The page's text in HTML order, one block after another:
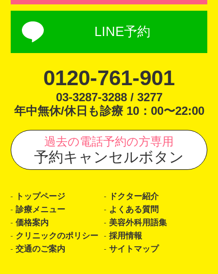
LINE予約
0120-761-901
03-3287-3288 / 3277
年中無休/休日も診療 10：00〜22:00
過去の電話予約の方専用
予約キャンセルボタン
トップページ
ドクター紹介
診療メニュー
よくある質問
価格案内
美容外科用語集
クリニックのポリシー
採用情報
交通のご案内
サイトマップ